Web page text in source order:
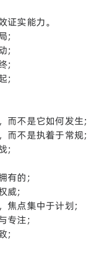
证实能力。
;
;
;
;
而不是它如何发生;
而不是执着于常规;
;
有的;
威;
焦点集中于计划;
专注;
;